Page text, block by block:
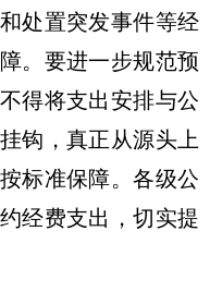
处置突发事件等经
。要进一步规范预
得将支出安排与公
钩，真正从源头上
标准保障。各级公
经费支出，切实提